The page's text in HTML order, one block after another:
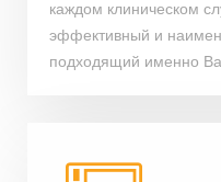
каждом клиническом
эффективный и
подходящий именно